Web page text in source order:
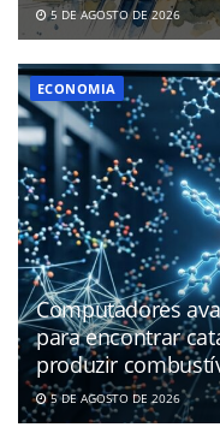
5 DE AGOSTO DE 2026
ECONOMIA
Computadores
para encontrar
produzir
5 DE AGOSTO DE 2026